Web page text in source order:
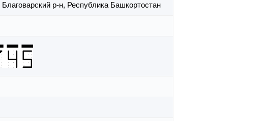
Благоварский р-н, Республика Башкортостан